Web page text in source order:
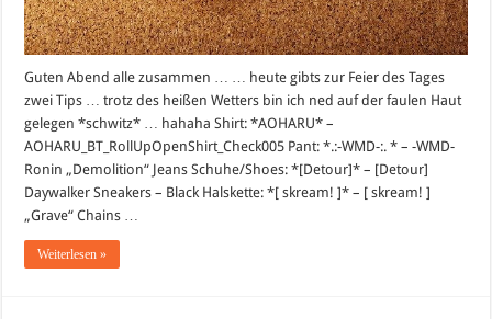
Guten Abend alle zusammen … … heute gibts zur Feier des Tages
zwei Tips … trotz des heißen Wetters bin ich ned auf der faulen Haut
gelegen *schwitz* … hahaha Shirt: *AOHARU* –
AOHARU_BT_RollUpOpenShirt_Check005 Pant: *.:-WMD-:. * – -WMD-
Ronin „Demolition“ Jeans Schuhe/Shoes: *[Detour]* – [Detour]
Daywalker Sneakers – Black Halskette: *[ skream! ]* – [ skream! ]
„Grave“ Chains …
Weiterlesen »